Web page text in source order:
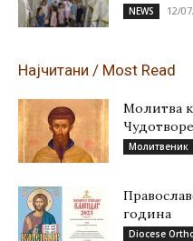
NEWS 12/
Најчитани / Most Read
Молитва
Молитвеник
година
Diocese